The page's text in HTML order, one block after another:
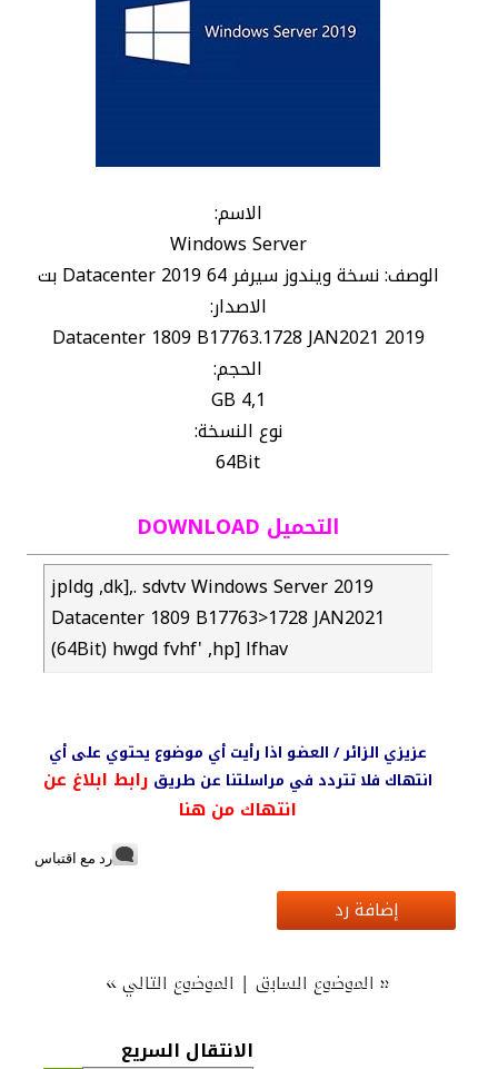
الاسم:
Windows Server
الوصف: نسخة ويندوز سيرفر Datacenter 2019 64 بت
الاصدار:
2019 Datacenter 1809 B17763.1728 JAN2021
الحجم:
4,1 GB
نوع النسخة:
64Bit
التحميل DOWNLOAD
jpldg ,dk],. sdvtv Windows Server 2019
Datacenter 1809 B17763>1728 JAN2021
(64Bit) hwgd fvhf' ,hp] lfhav
عزيزي الزائر / العضو اذا رأيت أي موضوع يحتوي على أي
انتهاك فلا تتردد في مراسلتنا عن طريق رابط ابلاغ عن
انتهاك من هنا
رد مع اقتباس
إضافة رد
« الموضوع السابق| الموضوع التالي»
الانتقال السريع